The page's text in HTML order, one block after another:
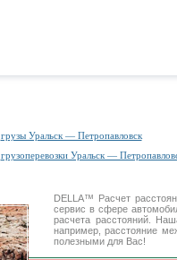
грузы Уральск — Петропавловск
грузоперевозки Уральск —
DELLA™ Расчет
сервис в сфере
расчета расстояний.
например, расстояние
полезными для Вас!